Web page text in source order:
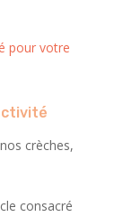
crèches,
consacré